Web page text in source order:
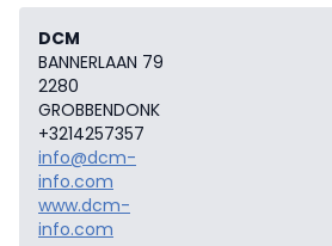
DCM
BANNERLAAN 79
2280
GROBBENDONK
+3214257357
info@dcm-
info.com
www.dcm-
info.com